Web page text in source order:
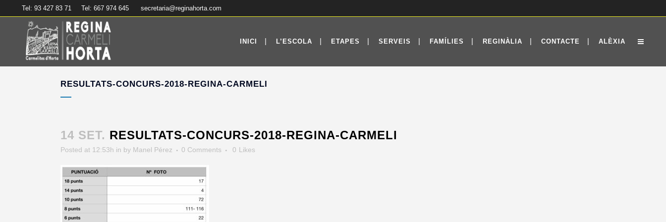
Tel: 93 427 83 71 Tel: 667 974 645 secretaria@reginahorta.com
INICI L’ESCOLA ETAPES SERVEIS FAMÍLIES REGINÀLIA CONTACTE ALÈXIA
RESULTATS-CONCURS-2018-REGINA-CARMELI
14 SET. RESULTATS-CONCURS-2018-REGINA-CARMELI
Posted at 12:53h in by Manel Pérez 0 Comments 0 Likes